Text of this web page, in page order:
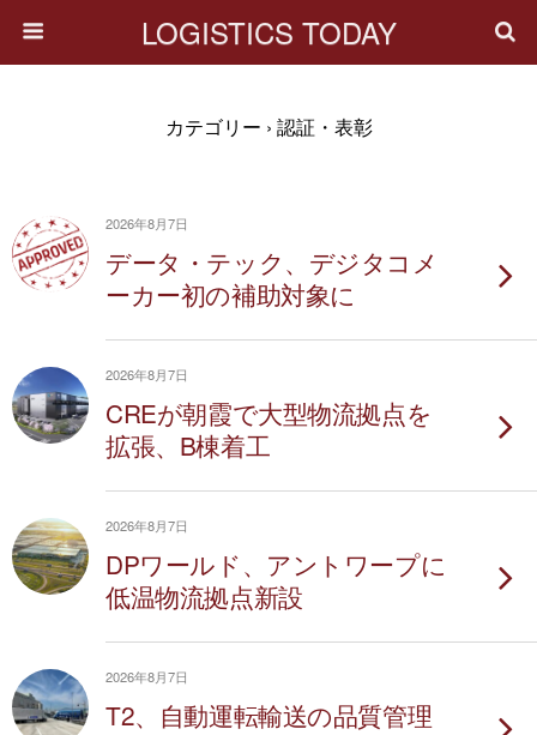
LOGISTICS TODAY
カテゴリー › 認証・表彰
2026年8月7日
データ・テック、デジタコメ
ーカー初の補助対象に
2026年8月7日
CREが朝霞で大型物流拠点を
拡張、B棟着工
2026年8月7日
DPワールド、アントワープに
低温物流拠点新設
2026年8月7日
T2、自動運転輸送の品質管理